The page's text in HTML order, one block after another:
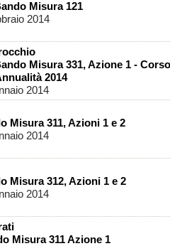
Misura 121
2014
Misura 331, Azione 1 -
2014
2014
Misura 311, Azioni 1 e 2
2014
Misura 312, Azioni 1 e 2
2014
Misura 311 Azione 1